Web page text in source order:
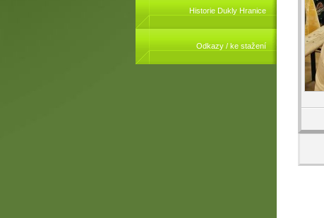
Historie Dukly Hranice
Odkazy / ke stažení